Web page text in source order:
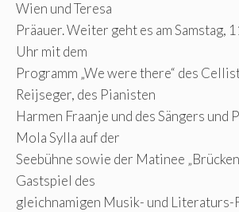
Wien und Teresa
Präauer. Weiter geht es am Samstag,
Uhr mit dem
Programm „We were there“ des
Reijseger, des Pianisten
Harmen Fraanje und des Sängers und
Mola Sylla auf der
Seebühne sowie der Matinee
Gastspiel des
gleichnamigen Musik- und